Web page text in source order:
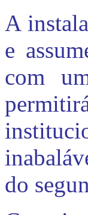
A
e
com
do